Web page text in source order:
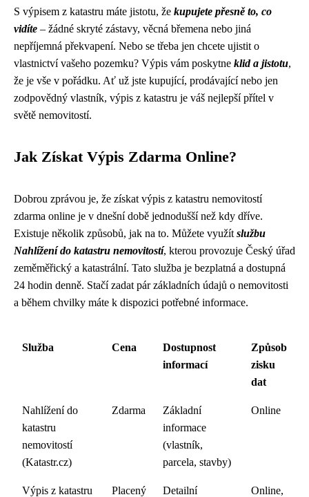
S výpisem z katastru máte jistotu, že kupujete přesně to, co
vidíte – žádné skryté zástavy, věcná břemena nebo jiná
nepříjemná překvapení. Nebo se třeba jen chcete ujistit o
vlastnictví vašeho pozemku? Výpis vám poskytne klid a jistotu,
že je vše v pořádku. Ať už jste kupující, prodávající nebo jen
zodpovědný vlastník, výpis z katastru je váš nejlepší přítel v
světě nemovitostí.
Jak Získat Výpis Zdarma Online?
Dobrou zprávou je, že získat výpis z katastru nemovitostí
zdarma online je v dnešní době jednodušší než kdy dříve.
Existuje několik způsobů, jak na to. Můžete využít službu
Nahlížení do katastru nemovitostí, kterou provozuje Český úřad
zeměměřický a katastrální. Tato služba je bezplatná a dostupná
24 hodin denně. Stačí zadat pár základních údajů o nemovitosti
a během chvilky máte k dispozici potřebné informace.
Služba Cena
Dostupnost
informací
Způsob
zisku
dat
Nahlížení do
katastru
nemovitostí
(Katastr.cz)
Zdarma
Základní
informace
(vlastník,
parcela, stavby)
Online
Výpis z katastru
Placený
Detailní
Online,